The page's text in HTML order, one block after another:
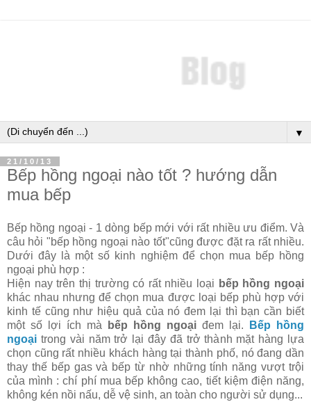
▼
21/10/13
Bếp hồng ngoại nào tốt ? hướng dẫn
mua bếp
Bếp hồng ngoại - 1 dòng bếp mới với rất nhiều ưu điểm. Và
câu hỏi "bếp hồng ngoại nào tốt"cũng được đặt ra rất nhiều.
Dưới đây là một số kinh nghiệm để chọn mua bếp hồng
ngoại phù hợp :
Hiện nay trên thị trường có rất nhiều loại bếp hồng ngoại
khác nhau nhưng để chọn mua được loại bếp phù hợp với
kinh tế cũng như hiệu quả của nó đem lại thì bạn cần biết
một số lợi ích mà
bếp hồng ngoại đem lại.
Bếp hồng
ngoại trong vài năm trở lại đây đã trở thành mặt hàng lựa
chọn cũng rất nhiều khách hàng tại thành phố, nó đang dần
thay thế bếp gas và bếp từ nhờ những tính năng vượt trội
của mình : chí phí mua bếp không cao, tiết kiệm điện năng,
không kén nồi nấu, dễ vệ sinh, an toàn cho người sử dụng...